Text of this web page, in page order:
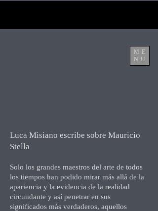
ME
NU
Luca Misiano escribe sobre Mauricio
Stella
Solo los grandes maestros del arte de todos
los tiempos han podido mirar más allá de la
apariencia y la evidencia de la realidad
circundante y así penetrar en sus
significados más verdaderos, aquellos